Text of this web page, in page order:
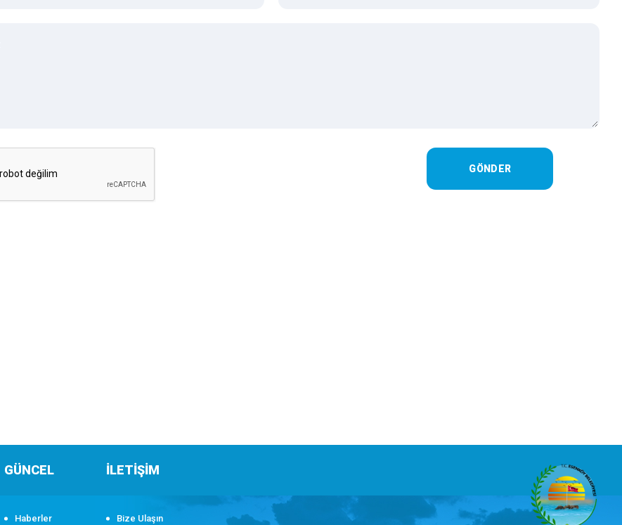
GÜNCEL
Haberler
İLETİŞİM
Bize Ulaşın